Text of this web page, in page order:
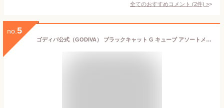
全てのおすすめコメント (2件) >
no. 5
ゴディバ公式（GODIVA） ブラックキャット G キューブ アソートメント（5粒入）ハロウィン お菓子 プレゼント